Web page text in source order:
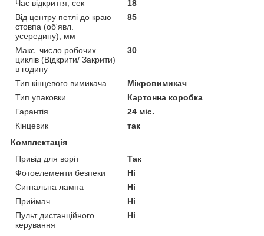
Час відкриття, сек
18
Від центру петлі до краю
стовпа (об'явл.
усередину), мм
85
Макс. число робочих
циклів (Відкрити/ Закрити)
в годину
30
Тип кінцевого вимикача
Мікровимикач
Тип упаковки
Картонна коробка
Гарантія
24 міс.
Кінцевик
так
Комплектація
Привід для воріт
Так
Фотоелементи безпеки
Ні
Сигнальна лампа
Ні
Приймач
Ні
Пульт дистанційного
керування
Ні